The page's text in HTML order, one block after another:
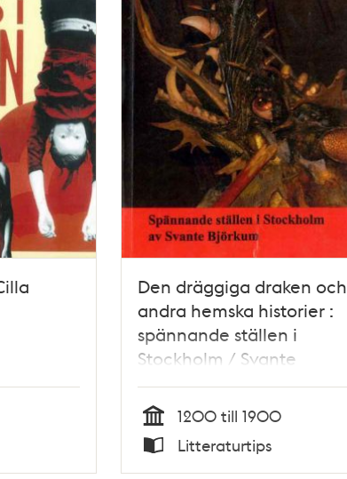
Den dräggiga draken och
andra hemska historier :
spännande ställen i
Stockholm / Svante
Björkum
Tid
1200 till 1900
Typ
Litteraturtips